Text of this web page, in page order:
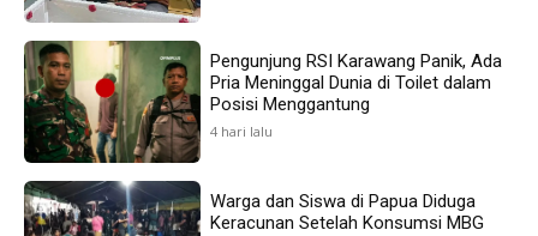
Pengunjung RSI Karawang Panik, Ada
Pria Meninggal Dunia di Toilet dalam
Posisi Menggantung
4 hari lalu
Warga dan Siswa di Papua Diduga
Keracunan Setelah Konsumsi MBG